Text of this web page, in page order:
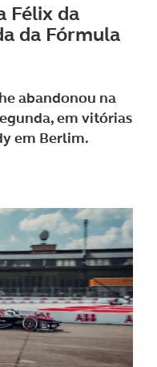
Félix da
da Fórmula
abandonou na
em vitórias
em Berlim.